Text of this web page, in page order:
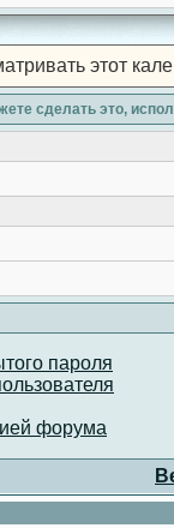
этот
сделать это,
пароля
форума